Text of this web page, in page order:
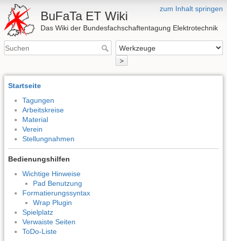
zum Inhalt springen
BuFaTa ET Wiki
Das Wiki der Bundesfachschaftentagung Elektrotechnik
>
Startseite
Tagungen
Arbeitskreise
Material
Verein
Stellungnahmen
Bedienungshilfen
Wichtige Hinweise
Pad Benutzung
Formatierungssyntax
Wrap Plugin
Spielplatz
Verwaiste Seiten
ToDo-Liste